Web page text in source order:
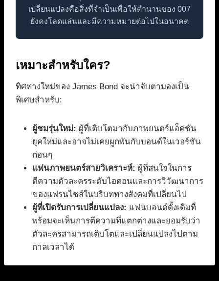
เปลี่ยนแปลงคือสิ่งที่จำเป็นเพื่อให้ตำนานของ 007
ยังคงโลดแล่นและมีความหมายต่อไปในอนาคต
เหมาะสำหรับใคร?
ทิศทางใหม่ของ James Bond จะน่าจับตามองเป็น
พิเศษสำหรับ:
ผู้ชมรุ่นใหม่: ผู้ที่เติบโตมากับภาพยนตร์แอ็คชัน
ยุคใหม่และอาจไม่เคยผูกพันกับบอนด์ในเวอร์ชัน
ก่อนๆ
แฟนภาพยนตร์สายวิเคราะห์: ผู้ที่สนใจในการ
ตีความตัวละครระดับไอคอนและการวิวัฒนาการ
ของแฟรนไชส์ในบริบททางสังคมที่เปลี่ยนไป
ผู้ที่เปิดรับการเปลี่ยนแปลง: แฟนบอนด์ดั้งเดิมที่
พร้อมจะเห็นการตีความที่แตกต่างและยอมรับว่า
ตัวละครสามารถเติบโตและเปลี่ยนแปลงไปตาม
กาลเวลาได้